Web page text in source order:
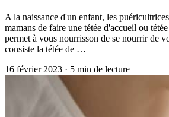
A la naissance d'un enfant, les
mamans de faire une tétée d'accueil ou
permet à vous nourrisson de se nourrir de
consiste la tétée de …
16 février 2023 · 5 min de lecture